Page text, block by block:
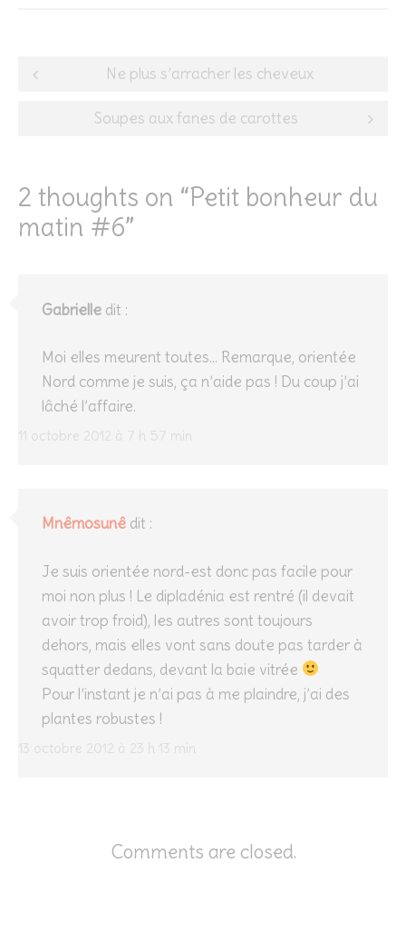
Post
navigation
Ne plus s’arracher les cheveux
Soupes aux fanes de carottes
2 thoughts on “Petit bonheur du
matin #6”
Gabrielle dit :
11 octobre 2012 à 7 h 57 min
Moi elles meurent toutes… Remarque, orientée
Nord comme je suis, ça n’aide pas ! Du coup j’ai
lâché l’affaire.
Mnêmosunê dit :
13 octobre 2012 à 23 h 13 min
Je suis orientée nord-est donc pas facile pour
moi non plus ! Le dipladénia est rentré (il devait
avoir trop froid), les autres sont toujours
dehors, mais elles vont sans doute pas tarder à
squatter dedans, devant la baie vitrée
Pour l’instant je n’ai pas à me plaindre, j’ai des
plantes robustes !
Comments are closed.